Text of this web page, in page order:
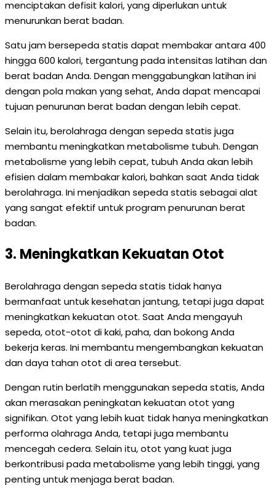
menciptakan defisit kalori, yang diperlukan untuk
menurunkan berat badan.
Satu jam bersepeda statis dapat membakar antara 400
hingga 600 kalori, tergantung pada intensitas latihan dan
berat badan Anda. Dengan menggabungkan latihan ini
dengan pola makan yang sehat, Anda dapat mencapai
tujuan penurunan berat badan dengan lebih cepat.
Selain itu, berolahraga dengan sepeda statis juga
membantu meningkatkan metabolisme tubuh. Dengan
metabolisme yang lebih cepat, tubuh Anda akan lebih
efisien dalam membakar kalori, bahkan saat Anda tidak
berolahraga. Ini menjadikan sepeda statis sebagai alat
yang sangat efektif untuk program penurunan berat
badan.
3. Meningkatkan Kekuatan Otot
Berolahraga dengan sepeda statis tidak hanya
bermanfaat untuk kesehatan jantung, tetapi juga dapat
meningkatkan kekuatan otot. Saat Anda mengayuh
sepeda, otot-otot di kaki, paha, dan bokong Anda
bekerja keras. Ini membantu mengembangkan kekuatan
dan daya tahan otot di area tersebut.
Dengan rutin berlatih menggunakan sepeda statis, Anda
akan merasakan peningkatan kekuatan otot yang
signifikan. Otot yang lebih kuat tidak hanya meningkatkan
performa olahraga Anda, tetapi juga membantu
mencegah cedera. Selain itu, otot yang kuat juga
berkontribusi pada metabolisme yang lebih tinggi, yang
penting untuk menjaga berat badan.